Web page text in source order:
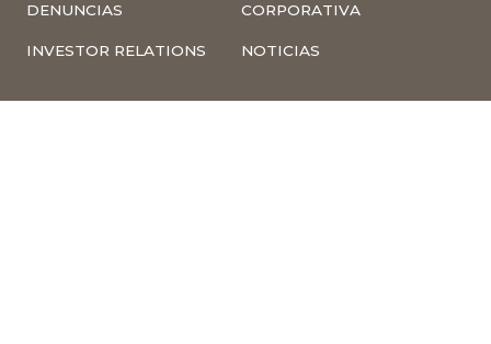
DENUNCIAS
CORPORATIVA
INVESTOR RELATIONS NOTICIAS